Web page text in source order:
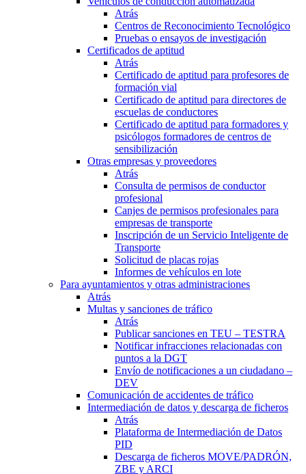
Atrás
Centros de Reconocimiento Tecnológico
Pruebas o ensayos de investigación
Certificados de aptitud
Atrás
Certificado de aptitud para profesores de
formación vial
Certificado de aptitud para directores de
escuelas de conductores
Certificado de aptitud para formadores y
psicólogos formadores de centros de
sensibilización
Otras empresas y proveedores
Atrás
Consulta de permisos de conductor
profesional
Canjes de permisos profesionales para
empresas de transporte
Inscripción de un Servicio Inteligente de
Transporte
Solicitud de placas rojas
Informes de vehículos en lote
Para ayuntamientos y otras administraciones
Atrás
Multas y sanciones de tráfico
Atrás
Publicar sanciones en TEU – TESTRA
Notificar infracciones relacionadas con
puntos a la DGT
Envío de notificaciones a un ciudadano –
DEV
Comunicación de accidentes de tráfico
Intermediación de datos y descarga de ficheros
Atrás
Plataforma de Intermediación de Datos
PID
Descarga de ficheros MOVE/PADRÓN,
ZBE y ARCI